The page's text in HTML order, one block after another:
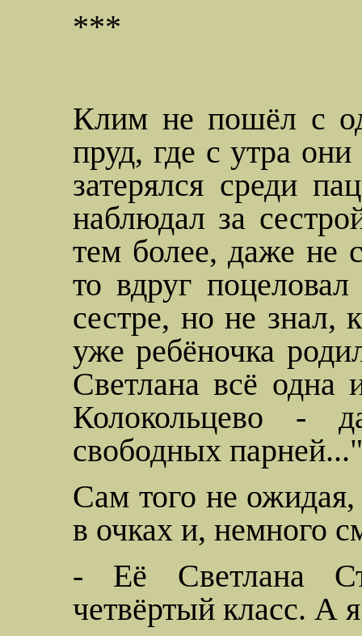
***
Клим не пошёл с
пруд, где с утра
затерялся среди
наблюдал за
тем более, даже не
то вдруг
сестре, но не знал,
уже ребёночка
Светлана всё одна
Колокольцево -
свободных парней..."
Сам того не
в очках и, немного
- Её Светлана
четвёртый класс. А